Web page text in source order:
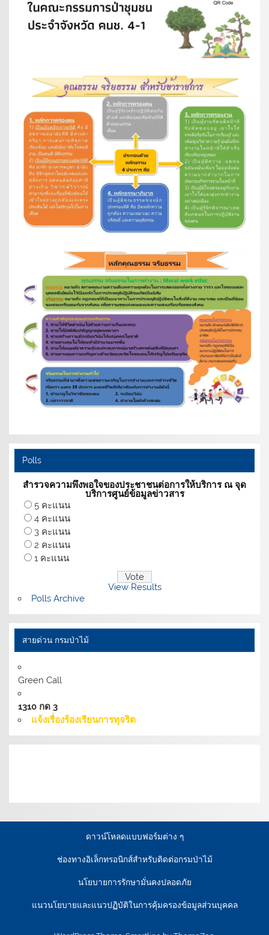
Polls
สำรวจความพึงพอใจของประชาชนต่อการให้บริการ ณ จุด
บริการศูนย์ข้อมูลข่าวสาร
5 คะแนน
4 คะแนน
3 คะแนน
2 คะแนน
1 คะแนน
View Results
Polls Archive
สายด่วน กรมป่าไม้
Green Call
1310 กด 3
แจ้งเรื่องร้องเรียนการทุจริต
ดาวน์โหลดแบบฟอร์มต่าง ๆ
ช่องทางอิเล็กทรอนิกส์สำหรับติดต่อกรมป่าไม้
นโยบายการรักษามั่นคงปลอดภัย
แนวนโยบายและแนวปฏิบัติในการคุ้มครองข้อมูลส่วนบุคคล